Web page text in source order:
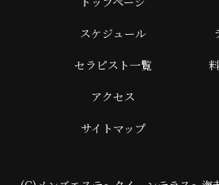
スケジュール
セラピスト一覧
アクセス
サイトマップ